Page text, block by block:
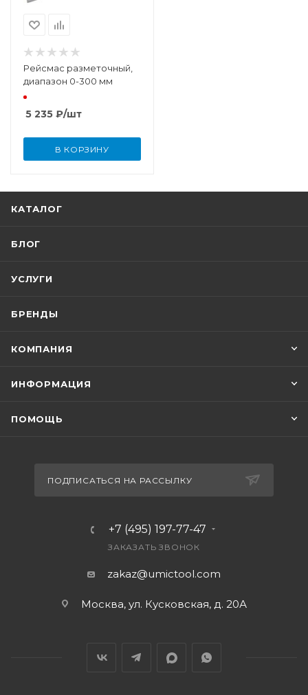
Рейсмас разметочный,
диапазон 0-300 мм
5 235 ₽/шт
В КОРЗИНУ
КАТАЛОГ
БЛОГ
УСЛУГИ
БРЕНДЫ
КОМПАНИЯ
ИНФОРМАЦИЯ
ПОМОЩЬ
ПОДПИСАТЬСЯ НА РАССЫЛКУ
+7 (495) 197-77-47
ЗАКАЗАТЬ ЗВОНОК
zakaz@umictool.com
Москва, ул. Кусковская, д. 20А